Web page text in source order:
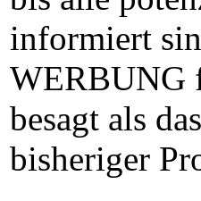
informiert
WERBUNG
besagt als
bisheriger